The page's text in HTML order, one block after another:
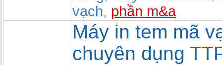
vạch, phần m&a
Máy in tem mã
chuyên dụng